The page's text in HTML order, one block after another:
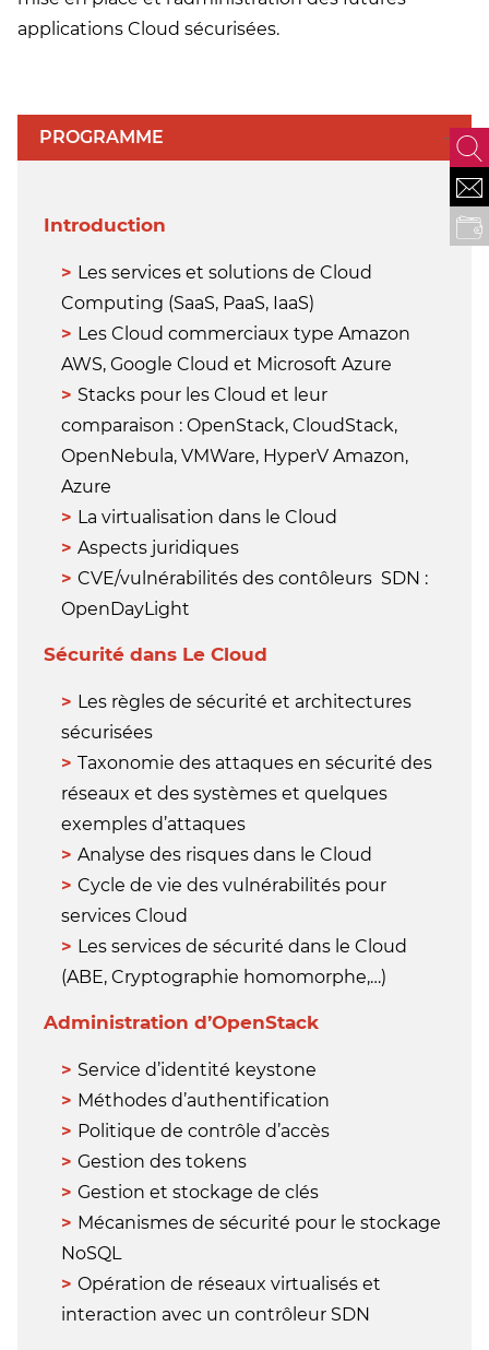
NOUS
FINANCER VOTRE
applications Cloud sécurisées.
PROGRAMME
Introduction
Les services et solutions de Cloud
Computing (SaaS, PaaS, IaaS)
Les Cloud commerciaux type Amazon
AWS, Google Cloud et Microsoft Azure
Stacks pour les Cloud et leur
comparaison : OpenStack, CloudStack,
OpenNebula, VMWare, HyperV Amazon,
Azure
La virtualisation dans le Cloud
Aspects juridiques
CVE/vulnérabilités des contôleurs SDN :
OpenDayLight
Sécurité dans Le Cloud
Les règles de sécurité et architectures
sécurisées
Taxonomie des attaques en sécurité des
réseaux et des systèmes et quelques
exemples d’attaques
Analyse des risques dans le Cloud
Cycle de vie des vulnérabilités pour
services Cloud
Les services de sécurité dans le Cloud
(ABE, Cryptographie homomorphe,…)
Administration d’OpenStack
Service d’identité keystone
Méthodes d’authentification
Politique de contrôle d’accès
Gestion des tokens
Gestion et stockage de clés
Mécanismes de sécurité pour le stockage
NoSQL
Opération de réseaux virtualisés et
interaction avec un contrôleur SDN